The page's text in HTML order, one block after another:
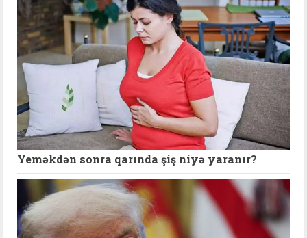
Yeməkdən sonra qarında şiş niyə yaranır?